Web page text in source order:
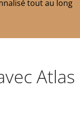
tout au long
Atlas